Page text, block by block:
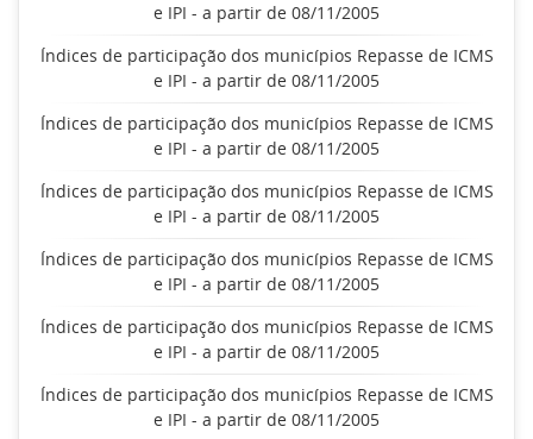
e IPI - a partir de 08/11/2005
Índices de participação dos municípios Repasse de ICMS
e IPI - a partir de 08/11/2005
Índices de participação dos municípios Repasse de ICMS
e IPI - a partir de 08/11/2005
Índices de participação dos municípios Repasse de ICMS
e IPI - a partir de 08/11/2005
Índices de participação dos municípios Repasse de ICMS
e IPI - a partir de 08/11/2005
Índices de participação dos municípios Repasse de ICMS
e IPI - a partir de 08/11/2005
Índices de participação dos municípios Repasse de ICMS
e IPI - a partir de 08/11/2005